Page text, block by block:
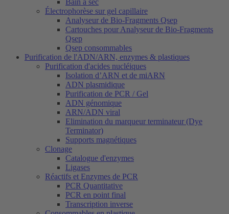
Bain à sec
Électrophorèse sur gel capillaire
Analyseur de Bio-Fragments Qsep
Cartouches pour Analyseur de Bio-Fragments
Qsep
Qsep consommables
Purification de l'ADN/ARN, enzymes & plastiques
Purification d'acides nucléiques
Isolation d’ARN et de miARN
ADN plasmidique
Purification de PCR / Gel
ADN génomique
ARN/ADN viral
Elimination du marqueur terminateur (Dye
Terminator)
Supports magnétiques
Clonage
Catalogue d'enzymes
Ligases
Réactifs et Enzymes de PCR
PCR Quantitative
PCR en point final
Transcription inverse